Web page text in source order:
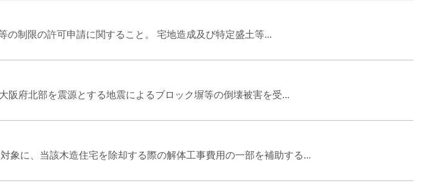
制限の許可申請に関すること。 宅地造成及び特定盛土等...
府北部を震源とする地震によるブロック塀等の倒壊被害を受...
象に、当該木造住宅を除却する際の解体工事費用の一部を補助する...